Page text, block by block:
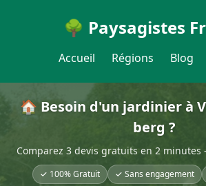
🌳 Paysagistes
Accueil Régions Blog
🏠 Besoin d'un jardinier à
berg ?
Comparez 3 devis gratuits en 2
✓ 100% Gratuit ✓ Sans engagement